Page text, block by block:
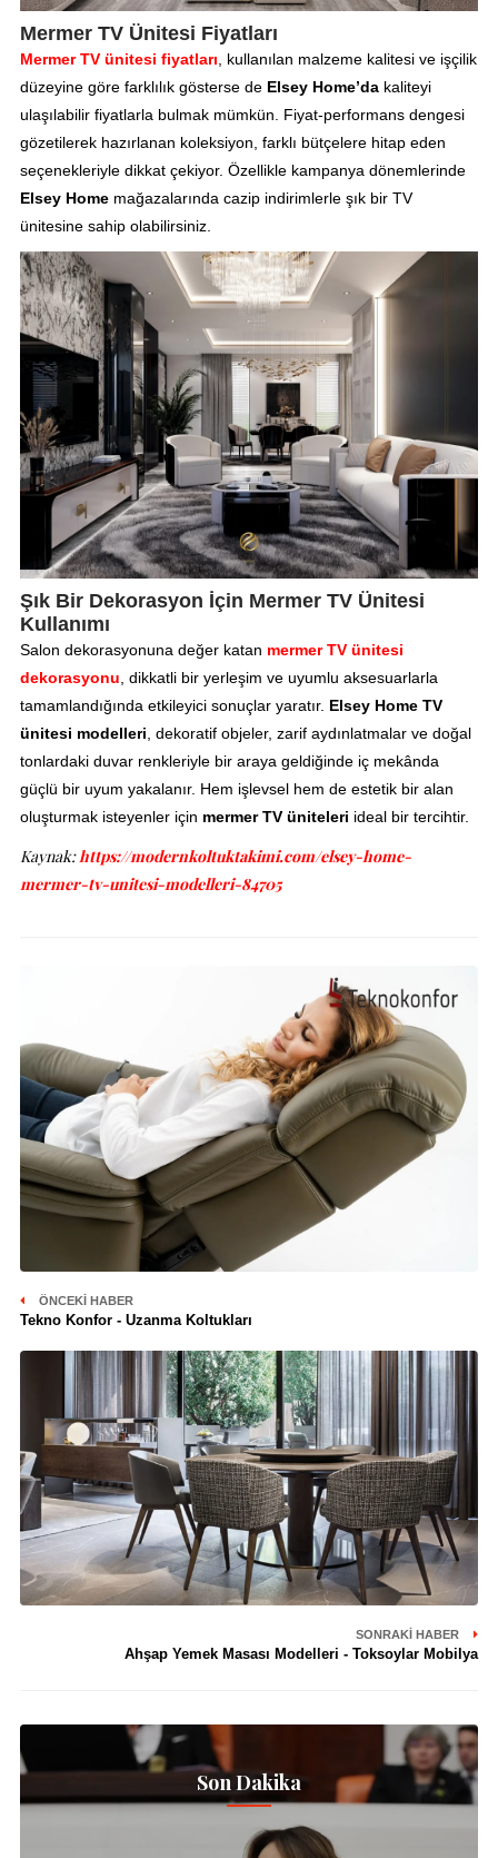
Mermer TV Ünitesi Fiyatları
Mermer TV ünitesi fiyatları , kullanılan malzeme kalitesi ve işçilik
düzeyine göre farklılık gösterse de Elsey Home’dakaliteyi
ulaşılabilir fiyatlarla bulmak mümkün. Fiyat-performans dengesi
gözetilerek hazırlanan koleksiyon, farklı bütçelere hitap eden
seçenekleriyle dikkat çekiyor. Özellikle kampanya dönemlerinde
Elsey Home mağazalarında cazip indirimlerle şık bir TV
ünitesine sahip olabilirsiniz.
Şık Bir Dekorasyon İçin Mermer TV Ünitesi
Kullanımı
Salon dekorasyonuna değer katan mermer TV ünitesi
dekorasyonu , dikkatli bir yerleşim ve uyumlu aksesuarlarla
tamamlandığında etkileyici sonuçlar yaratır. Elsey Home TV
ünitesi modelleri , dekoratif objeler, zarif aydınlatmalar ve doğal
tonlardaki duvar renkleriyle bir araya geldiğinde iç mekânda
güçlü bir uyum yakalanır. Hem işlevsel hem de estetik bir alan
oluşturmak isteyenler için mermer TV üniteleri ideal bir tercihtir.
Kaynak:https://modernkoltuktakimi.com/elsey-home-
mermer-tv-unitesi-modelleri-84705
ÖNCEKI HABER
Tekno Konfor - Uzanma Koltukları
SONRAKI HABER
Ahşap Yemek Masası Modelleri - Toksoylar Mobilya
Son Dakika